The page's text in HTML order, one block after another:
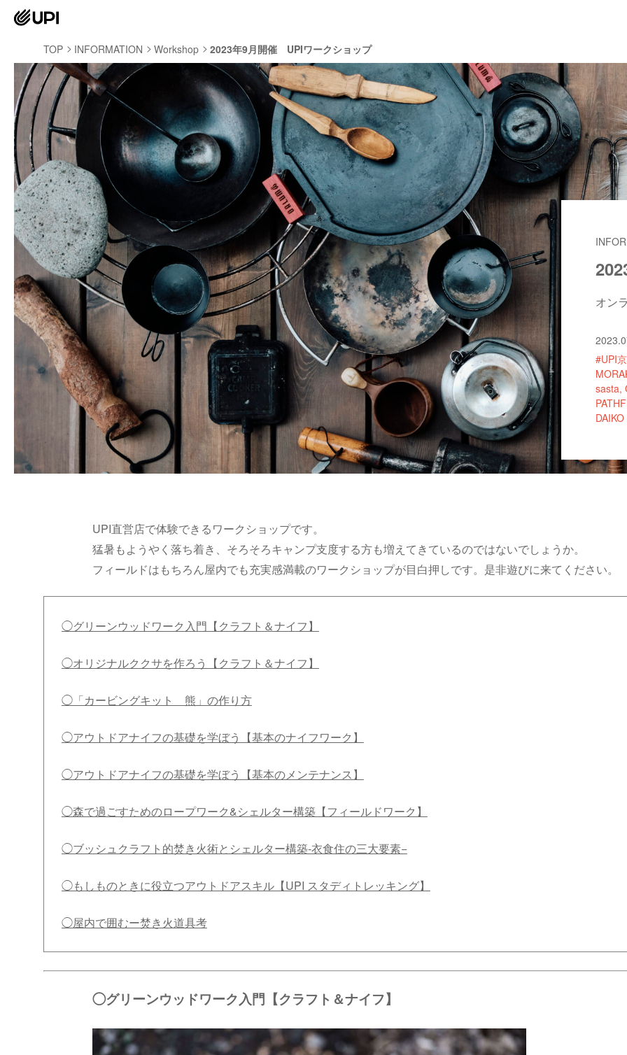
TOP INFORMATION Workshop 2023年9月開催 UPIワークショップ
オン
#UPI
sasta
UPI直営店で体験できるワークショップです。
猛暑もようやく落ち着き、そろそろキャンプ支度する方も増えてきているのではないでしょうか。
フィールドはもちろん屋内でも充実感満載のワークショップが目白押しです。是非遊びに来てください。
◯グリーンウッドワーク入門【クラフト＆ナイフ】
◯オリジナルククサを作ろう【クラフト＆ナイフ】
◯「カービングキット 熊」の作り方
◯アウトドアナイフの基礎を学ぼう【基本のナイフワーク】
◯アウトドアナイフの基礎を学ぼう【基本のメンテナンス】
◯森で過ごすためのロープワーク&シェルター構築【フィールドワーク】
◯ブッシュクラフト的焚き火術とシェルター構築-衣食住の三大要素−
◯もしものときに役立つアウトドアスキル【UPI スタディトレッキング】
◯屋内で囲むー焚き火道具考
◯グリーンウッドワーク入門【クラフト＆ナイフ】